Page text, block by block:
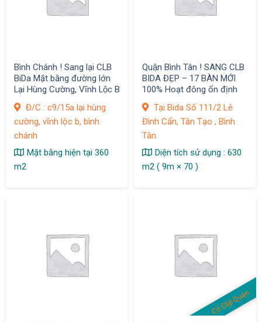
Bình Chánh ! Sang lại CLB
BiDa Mặt bằng đường lớn
Lại Hùng Cường, Vĩnh Lộc B
Đ/C : c9/15a lại hùng
cường, vĩnh lộc b, bình
chánh
Mặt bằng hiện tại 360
m2
Quận Bình Tân ! SANG CLB
BIDA ĐẸP – 17 BÀN MỚI
100% Hoạt đông ổn định
Tại Bida Số 111/2 Lê
Đình Cẩn, Tân Tạo , Bình
Tân
Diện tích sử dụng : 630
m2 ( 9m × 70 )
Có Clip Quán